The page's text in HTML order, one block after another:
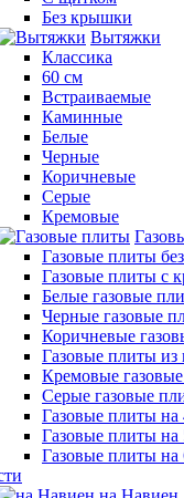
Без крышки
Вытяжки
Классика
60 см
Встраиваемые
Каминные
Белые
Черные
Коричневые
Серые
Кремовые
Газовые плиты
Газовые плиты с
Белые газовые
Черные газовые
Коричневые
Газовые плиты
Кремовые
Серые газовые
Газовые плиты на
Газовые плиты на
Газовые плиты на